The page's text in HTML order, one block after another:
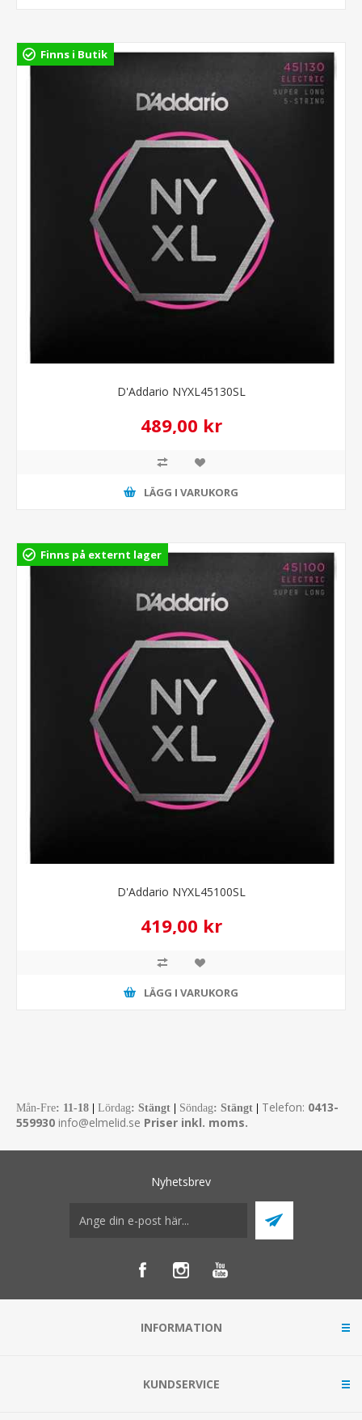
Finns i Butik
D'Addario NYXL45130SL
489,00 kr
LÄGG I VARUKORG
Finns på externt lager
D'Addario NYXL45100SL
419,00 kr
LÄGG I VARUKORG
Mån-Fre: 11-18 Lördag: Stängt Söndag: Stängt Telefon: 0413-
559930 info@elmelid.se Priser inkl. moms.
Nyhetsbrev
INFORMATION
KUNDSERVICE